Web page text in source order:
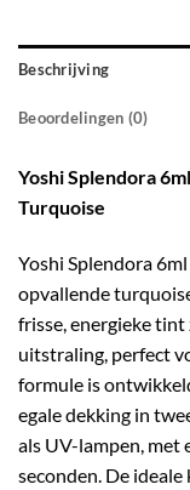
Beschrijving
Beoordelingen (0)
Yoshi Splendora
Turquoise
Yoshi Splendora
opvallende
frisse, energieke
uitstraling, perfect
formule is
egale dekking in
als UV-lampen,
seconden. De